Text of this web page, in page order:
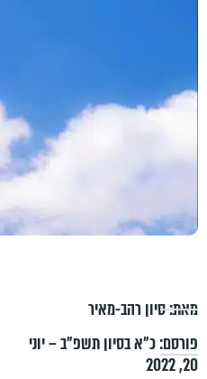
מאת:סיון רהב-מאיר
פורסם:כ״א בסיון תשפ״ב – יוני
20, 2022